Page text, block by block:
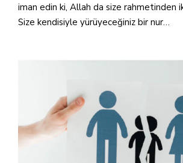
iman edin ki, Allah da size rahmetinden
Size kendisiyle yürüyeceğiniz bir nur…